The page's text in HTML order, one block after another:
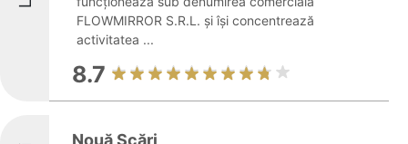
FLOWMIRROR S.R.L. și își concentrează
activitatea ...
8.7
Nouă Scări